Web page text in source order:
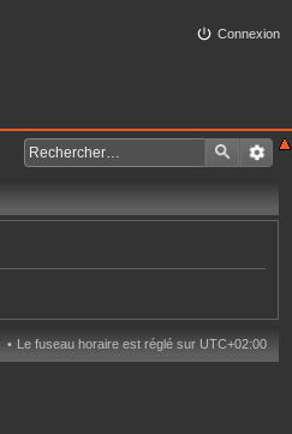
Connexion
Le fuseau horaire est réglé sur UTC+02:00